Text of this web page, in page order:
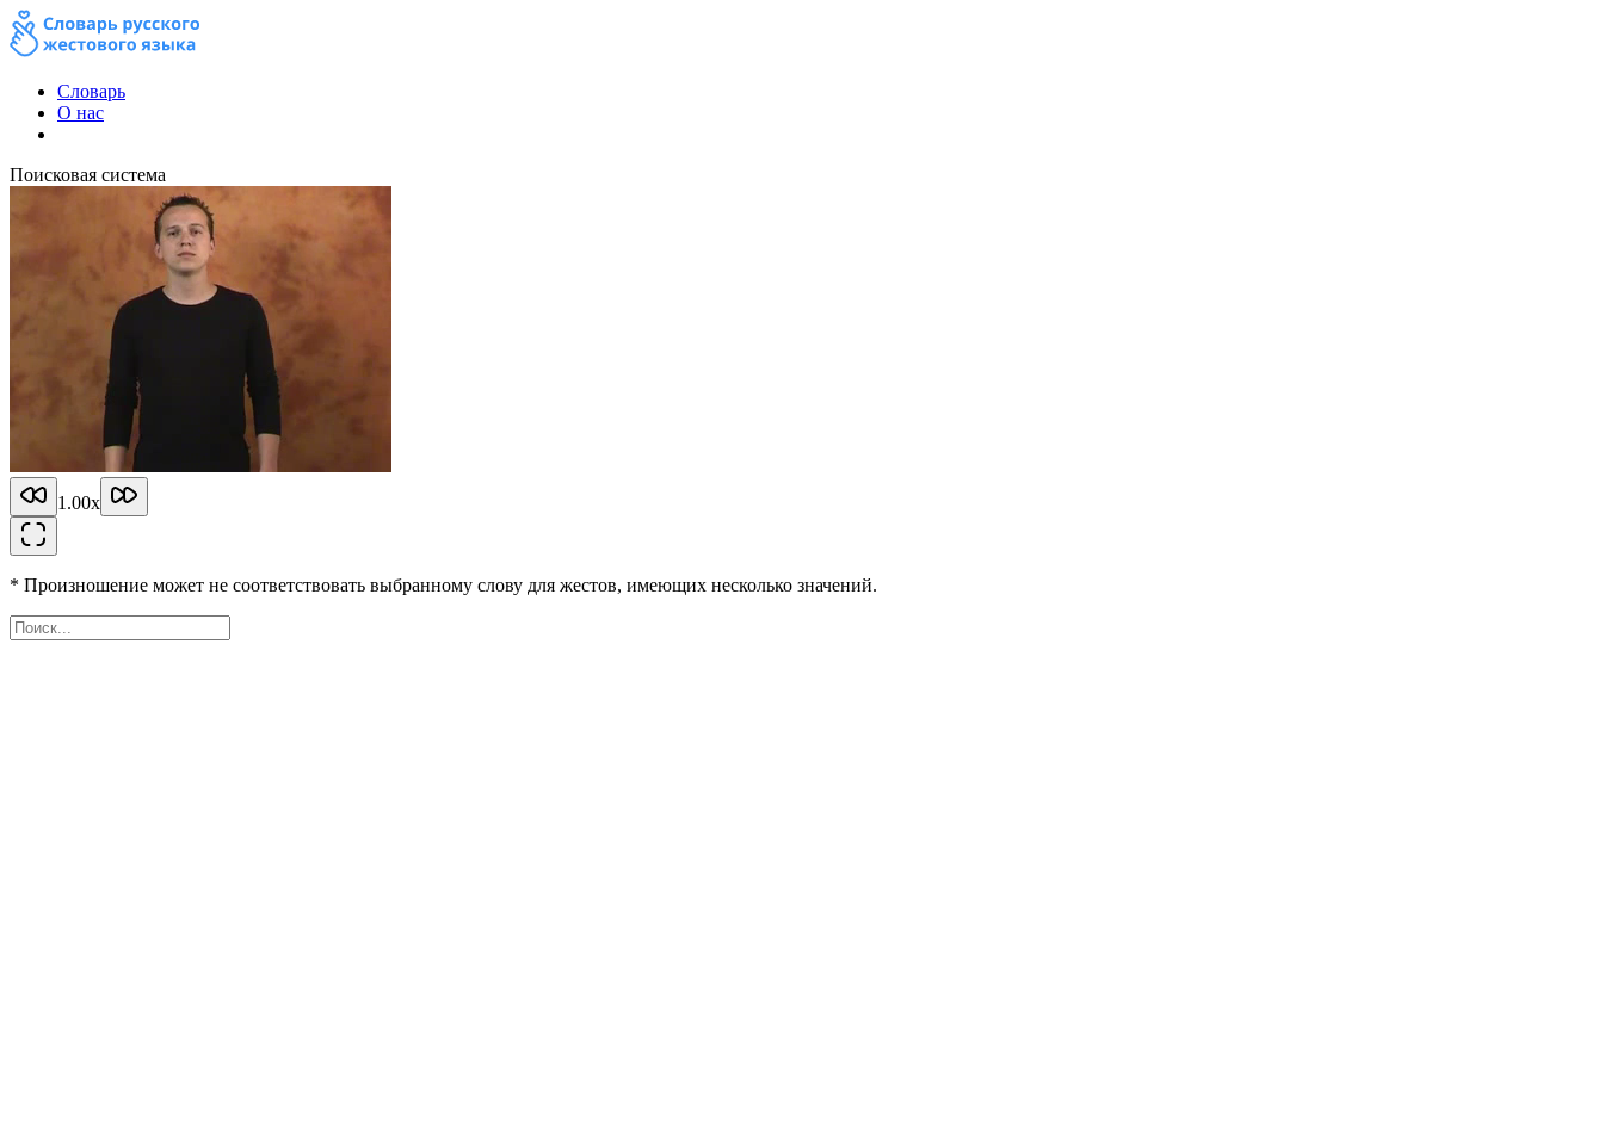
Словарь
О нас
Поисковая система
1.00x
* Произношение может не соответствовать выбранному слову для жестов, имеющих несколько значений.